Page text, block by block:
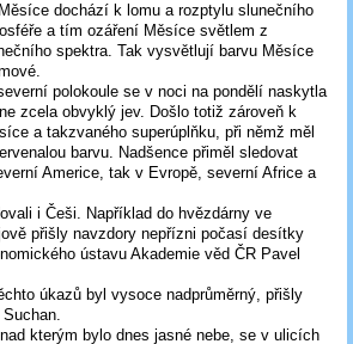
dochází k lomu a rozptylu slunečního
a tím ozáření Měsíce světlem z
spektra. Tak vysvětlují barvu Měsíce
polokoule se v noci na pondělí naskytla
zcela obvyklý jev. Došlo totiž zároveň k
a takzvaného superúplňku, při němž měl
barvu. Nadšence přiměl sledovat
Americe, tak v Evropě, severní Africe a
i Češi. Například do hvězdárny ve
přišly navzdory nepřízni počasí desítky
ústavu Akademie věd ČR Pavel
úkazů byl vysoce nadprůměrný, přišly
kterým bylo dnes jasné nebe, se v ulicích